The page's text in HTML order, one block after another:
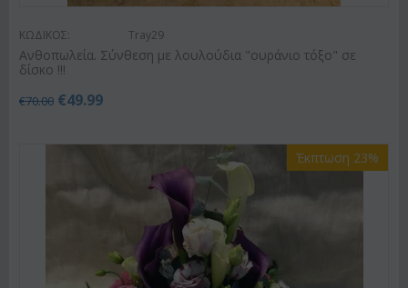
ΚΩΔΙΚΟΣ: Tray29
Ανθοπωλεία. Σύνθεση με λουλούδια "ουράνιο τόξο" σε
δίσκο !!!
€70.00 €49.99
Έκπτωση 23%